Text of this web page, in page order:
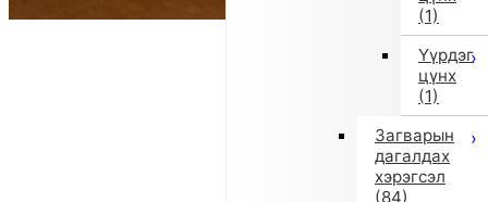
(1)
Үүрдэг
цүнх
(1)
Загварын
дагалдах
хэрэгсэл
(84)